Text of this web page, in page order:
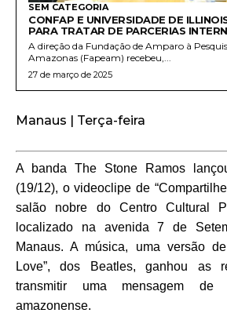
SEM CATEGORIA
CONFAP E UNIVERSIDADE DE
PARA TRATAR DE PARCERIAS
A direção da Fundação de Amparo à
Amazonas (Fapeam) recebeu,...
27 de março de 2025
Manaus | Terça-feira
A banda The Stone Ramos
(19/12), o videoclipe de
salão nobre do Centro Cultural
localizado na avenida 7 de
Manaus. A música, uma versão
Love”, dos Beatles, ganhou as
transmitir uma mensagem
amazonense.